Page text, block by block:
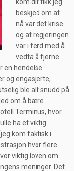
kom dit fikk jeg
beskjed om at
nå var det krise
og atregjeringen
var i ferd med å
vedta å fjerne
en hendelse
og engasjerte,
ble alt snudd på
om å bære
Terminus, hvor
ha et viktig
kom faktisk i
hvor flere
viktig loven om
meninger. Det